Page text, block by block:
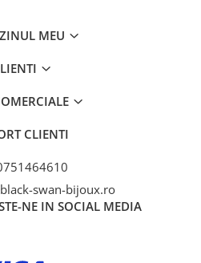
MEU
CLIENTI
swan-bijoux.ro
NE IN SOCIAL MEDIA